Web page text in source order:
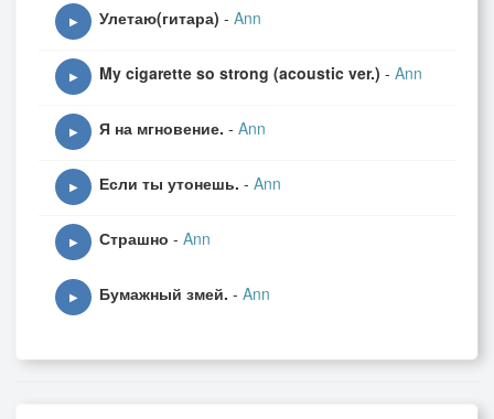
▶ Улетаю(гитара) - Ann
▶ My cigarette so strong (acoustic ver.) - Ann
▶ Я на мгновение. - Ann
▶ Если ты утонешь. - Ann
▶ Страшно - Ann
▶ Бумажный змей. - Ann